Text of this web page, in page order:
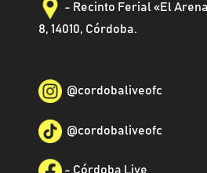
- Recinto Ferial «El
8, 14010, Córdoba.
@cordobaliveofc
@cordobaliveofc
- Córdoba Live